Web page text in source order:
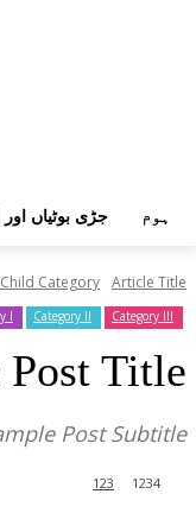
جڑی بوٹیاں ہوم
Category Article Title ...
I Category II Category III
Title!
Post Subtitle!
123 1234